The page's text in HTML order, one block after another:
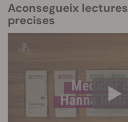
Aconsegueix
precises